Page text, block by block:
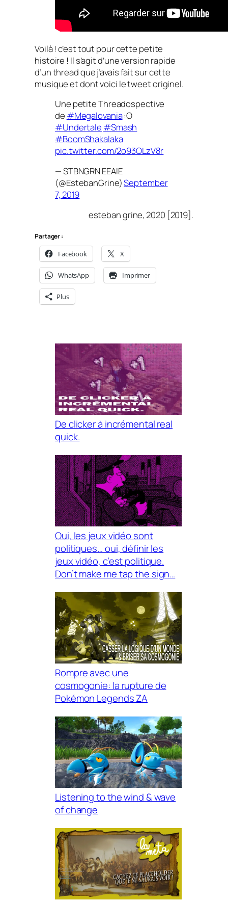
Voilà ! c’est tout pour cette petite
histoire ! Il s’agit d’une version rapide
d’un thread que j’avais fait sur cette
musique et dont voici le tweet originel.
Une petite Threadospective
de #Megalovania:O
#Undertale #Smash
#BoomShakalaka
pic.twitter.com/2o93OLzV8r
— STBNGRN EEAIE
(@EstebanGrine)September
7, 2019
esteban grine, 2020 [2019].
Partager :
Facebook X
WhatsApp Imprimer
Plus
De clicker à incrémental real
quick.
Oui, les jeux vidéo sont
politiques… oui, définir les
jeux vidéo, c’est politique.
Don’t make me tap the sign…
Rompre avec une
cosmogonie: la rupture de
Pokémon Legends ZA
Listening to the wind & wave
of change